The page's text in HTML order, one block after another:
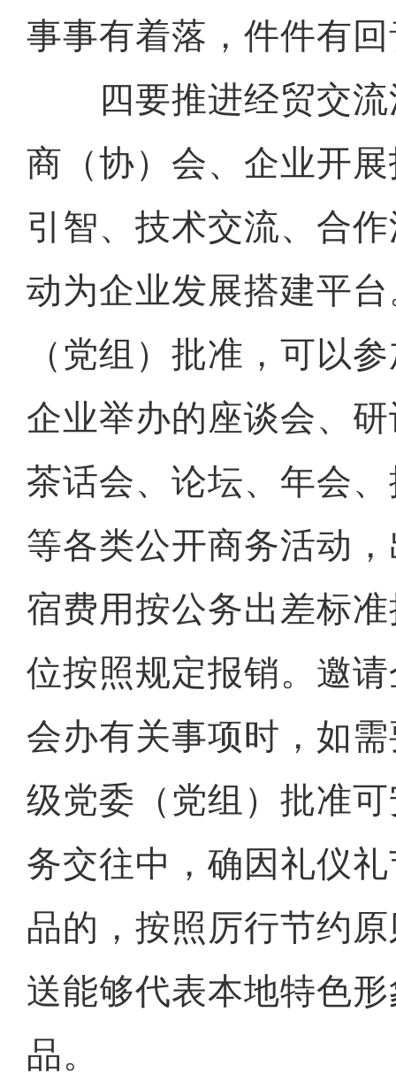
事事有着落，件件有
四要推进经贸交流
商（协）会、企业开
引智、技术交流、合
动为企业发展搭建平
（党组）批准，可以
企业举办的座谈会、
茶话会、论坛、年会
等各类公开商务活动
宿费用按公务出差标
位按照规定报销。邀
会办有关事项时，如
级党委（党组）批准
务交往中，确因礼仪
品的，按照厉行节约
送能够代表本地特色
品。